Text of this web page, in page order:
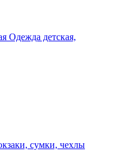
Одежда детская,
сумки, чехлы